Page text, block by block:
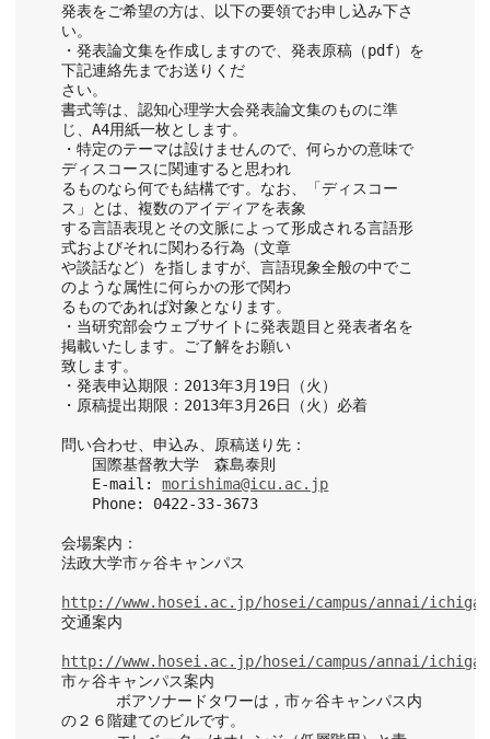
発表をご希望の方は、以下の要領でお申し込み下さ
い。
・発表論文集を作成しますので、発表原稿（pdf）を
下記連絡先までお送りくだ
さい。
書式等は、認知心理学大会発表論文集のものに準
じ、A4用紙一枚とします。
・特定のテーマは設けませんので、何らかの意味で
ディスコースに関連すると思われ
るものなら何でも結構です。なお、「ディスコー
ス」とは、複数のアイディアを表象
する言語表現とその文脈によって形成される言語形
式およびそれに関わる行為（文章
や談話など）を指しますが、言語現象全般の中でこ
のような属性に何らかの形で関わ
るものであれば対象となります。
・当研究部会ウェブサイトに発表題目と発表者名を
掲載いたします。ご了解をお願い
致します。
・発表申込期限：2013年3月19日（火）
・原稿提出期限：2013年3月26日（火）必着
問い合わせ、申込み、原稿送り先：
国際基督教大学　森島泰則
E-mail: morishima@icu.ac.jp
Phone: 0422-33-3673
会場案内：
法政大学市ヶ谷キャンパス
http://www.hosei.ac.jp/hosei/campus/annai/
交通案内
http://www.hosei.ac.jp/hosei/campus/annai/
市ヶ谷キャンパス案内
ボアソナードタワーは，市ヶ谷キャンパス内
の２６階建てのビルです。